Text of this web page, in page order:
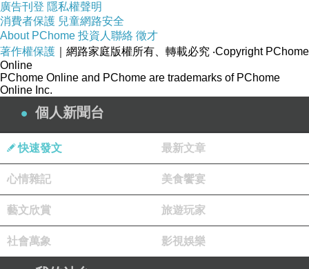
SiJo貝爾電池品牌系列為專業的鋰電池OEM製造商，專精於各大廠牌手
於技術之研發與創新，是擁有先進技術與專業研發能力的科技公司。
公司亦獨家代理專利充電器並持續開發品質優良的數位周邊商品，期待能
商品訊息簡述
廣告刊登 隱私權聲明
消費者保護 兒童網路安全
About PChome 投資人聯絡 徵才
著作權保護 ｜網路家庭版權所有、轉載必究 ‧Copyright PChome
Online
PChome Online and PChome are trademarks of PChome
Online Inc.
個人新聞台
快速發文 最新文章
心情雜記 美食饗宴
藝文欣賞 旅遊玩家
社會萬象 影視娛樂